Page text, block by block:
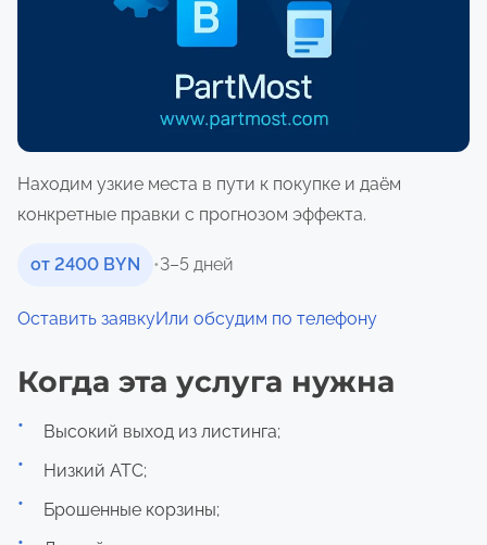
Находим узкие места в пути к покупке и даём
конкретные правки с прогнозом эффекта.
от 2400 BYN •3–5 дней
Оставить заявкуИли обсудим по телефону
Когда эта услуга нужна
Высокий выход из листинга;
Низкий ATC;
Брошенные корзины;